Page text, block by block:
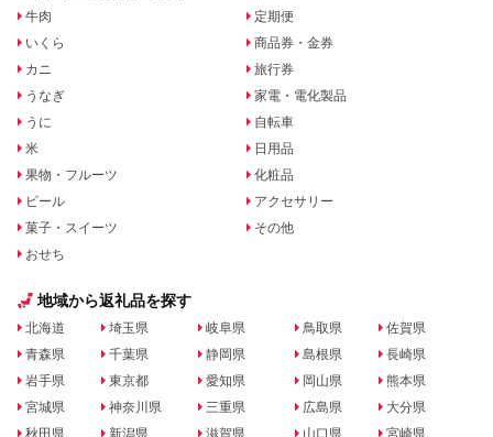
牛肉
いくら
カニ
うなぎ
うに
米
果物・フルーツ
ビール
菓子・スイーツ
おせち
定期便
商品券・金券
旅行券
家電・電化製品
自転車
日用品
化粧品
アクセサリー
その他
地域から返礼品を探す
北海道
青森県
岩手県
宮城県
秋田県
埼玉県
千葉県
東京都
神奈川県
新潟県
岐阜県
静岡県
愛知県
三重県
滋賀県
鳥取県
島根県
岡山県
広島県
山口県
佐賀県
長崎県
熊本県
大分県
宮崎県